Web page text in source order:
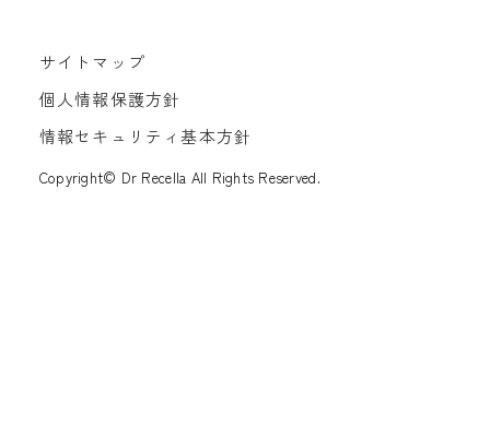
サイトマップ
個人情報保護方針
情報セキュリティ基本方針
Copyright© Dr Recella All Rights Reserved.